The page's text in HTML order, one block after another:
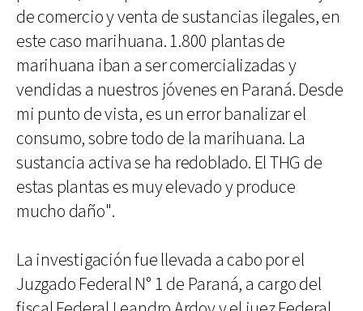
de comercio y venta de sustancias ilegales, en
este caso marihuana. 1.800 plantas de
marihuana iban a ser comercializadas y
vendidas a nuestros jóvenes en Paraná. Desde
mi punto de vista, es un error banalizar el
consumo, sobre todo de la marihuana. La
sustancia activa se ha redoblado. El THG de
estas plantas es muy elevado y produce
mucho daño".
La investigación fue llevada a cabo por el
Juzgado Federal N° 1 de Paraná, a cargo del